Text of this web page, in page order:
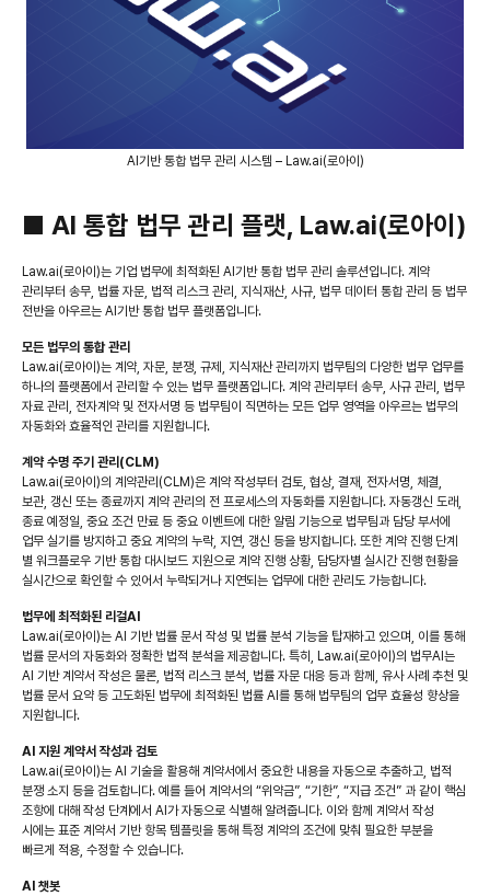
AI기반 통합 법무 관리 시스템 – Law.ai(로아이)
■ AI 통합 법무 관리 플랫, Law.ai(로아이)
Law.ai(로아이)는 기업 법무에 최적화된 AI기반 통합 법무 관리 솔루션입니다. 계약
관리부터 송무, 법률 자문, 법적 리스크 관리, 지식재산, 사규, 법무 데이터 통합 관리 등 법무
전반을 아우르는 AI기반 통합 법무 플랫폼입니다.
모든 법무의 통합 관리
Law.ai(로아이)는 계약, 자문, 분쟁, 규제, 지식재산 관리까지 법무팀의 다양한 법무 업무를
하나의 플랫폼에서 관리할 수 있는 법무 플랫폼입니다. 계약 관리부터 송무, 사규 관리, 법무
자료 관리, 전자계약 및 전자서명 등 법무팀이 직면하는 모든 업무 영역을 아우르는 법무의
자동화와 효율적인 관리를 지원합니다.
계약 수명 주기 관리(CLM)
Law.ai(로아이)의 계약관리(CLM)은 계약 작성부터 검토, 협상, 결재, 전자서명, 체결,
보관, 갱신 또는 종료까지 계약 관리의 전 프로세스의 자동화를 지원합니다. 자동갱신 도래,
종료 예정일, 중요 조건 만료 등 중요 이벤트에 대한 알림 기능으로 법무팀과 담당 부서에
업무 실기를 방지하고 중요 계약의 누락, 지연, 갱신 등을 방지합니다. 또한 계약 진행 단계
별 워크플로우 기반 통합 대시보드 지원으로 계약 진행 상황, 담당자별 실시간 진행 현황을
실시간으로 확인할 수 있어서 누락되거나 지연되는 업무에 대한 관리도 가능합니다.
법무에 최적화된 리걸AI
Law.ai(로아이)는 AI 기반 법률 문서 작성 및 법률 분석 기능을 탑재하고 있으며, 이를 통해
법률 문서의 자동화와 정확한 법적 분석을 제공합니다. 특히, Law.ai(로아이)의 법무AI는
AI 기반 계약서 작성은 물론, 법적 리스크 분석, 법률 자문 대응 등과 함께, 유사 사례 추천 및
법률 문서 요약 등 고도화된 법무에 최적화된 법률 AI를 통해 법무팀의 업무 효율성 향상을
지원합니다.
AI 지원 계약서 작성과 검토
Law.ai(로아이)는 AI 기술을 활용해 계약서에서 중요한 내용을 자동으로 추출하고, 법적
분쟁 소지 등을 검토합니다. 예를 들어 계약서의 “위약금”, “기한”, “지급 조건” 과 같이 핵심
조항에 대해 작성 단계에서 AI가 자동으로 식별해 알려줍니다. 이와 함께 계약서 작성
시에는 표준 계약서 기반 항목 템플릿을 통해 특정 계약의 조건에 맞춰 필요한 부분을
빠르게 적용, 수정할 수 있습니다.
AI 챗봇